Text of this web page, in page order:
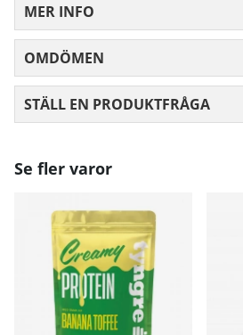
MER INFO
OMDÖMEN
STÄLL EN PRODUKTFRÅGA
Se fler varor